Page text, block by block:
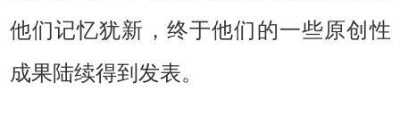
他们记忆犹新，终于他们的一些原创性
成果陆续得到发表。